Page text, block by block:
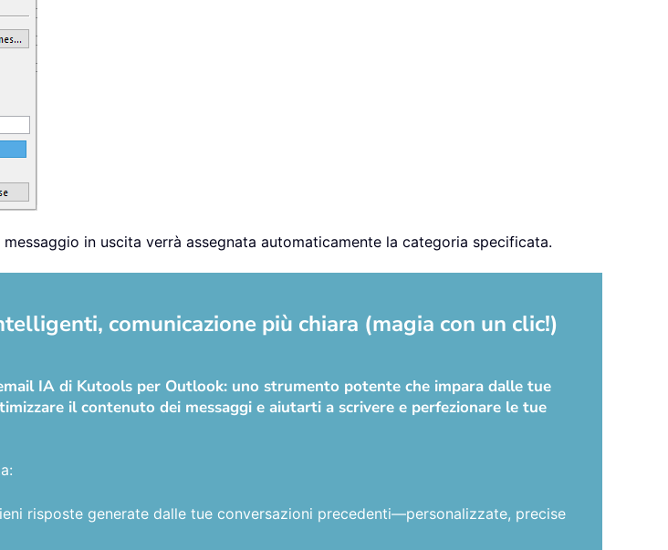
in uscita verrà assegnata automaticamente la categoria specificata.
comunicazione più chiara (magia con un clic!)
IA di Kutools per Outlook: uno strumento potente che impara dalle tue
il contenuto dei messaggi e aiutarti a scrivere e perfezionare le tue
risposte generate dalle tue conversazioni precedenti—personalizzate, precise